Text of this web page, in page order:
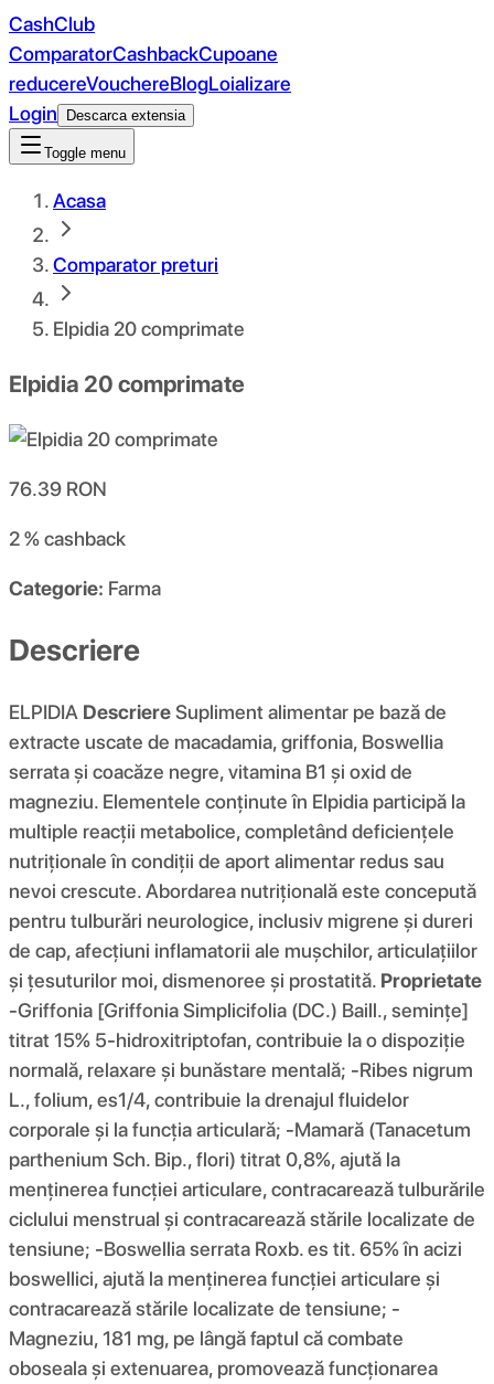
CashClub
ComparatorCashbackCupoane
reducereVouchereBlogLoializare
Login
Descarca extensia
Toggle menu
Acasa
Comparator preturi
Elpidia 20 comprimate
Elpidia 20 comprimate
76.39 RON
2 %cashback
Categorie: Farma
Descriere
ELPIDIA DescriereSupliment alimentar pe bază de
extracte uscate de macadamia, griffonia, Boswellia
serrata și coacăze negre, vitamina B1 și oxid de
magneziu. Elementele conținute în Elpidia participă la
multiple reacții metabolice, completând deficiențele
nutriționale în condiții de aport alimentar redus sau
nevoi crescute. Abordarea nutrițională este concepută
pentru tulburări neurologice, inclusiv migrene și dureri
de cap, afecțiuni inflamatorii ale mușchilor, articulațiilor
și țesuturilor moi, dismenoree și prostatită. Proprietate
-Griffonia [Griffonia Simplicifolia (DC.) Baill., semințe]
titrat 15% 5-hidroxitriptofan, contribuie la o dispoziție
normală, relaxare și bunăstare mentală; -Ribes nigrum
L., folium, es1/4, contribuie la drenajul fluidelor
corporale și la funcția articulară; -Mamară (Tanacetum
parthenium Sch. Bip., flori) titrat 0,8%, ajută la
menținerea funcției articulare, contracarează tulburările
ciclului menstrual și contracarează stările localizate de
tensiune; -Boswellia serrata Roxb. es tit. 65% în acizi
boswellici, ajută la menținerea funcției articulare și
contracarează stările localizate de tensiune; -
Magneziu, 181 mg, pe lângă faptul că combate
oboseala și extenuarea, promovează funcționarea